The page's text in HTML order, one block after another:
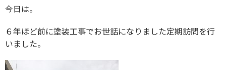
今日は。
６年ほど前に塗装工事でお世話になりました定期訪問を行
いました。